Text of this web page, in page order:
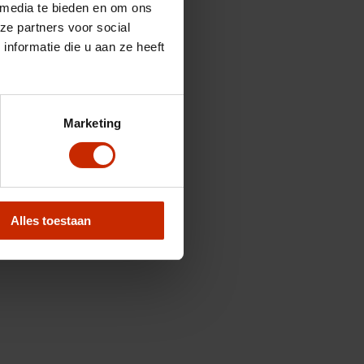
te bieden en om ons
partners voor social
die u aan ze heeft
Marketing
Alles toestaan